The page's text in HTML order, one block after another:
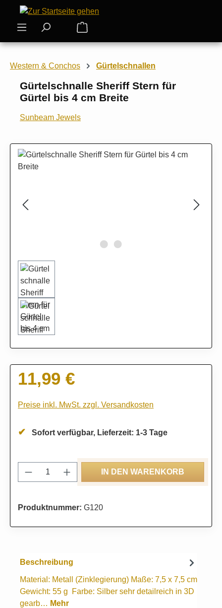
Zum Hauptinhalt springen
Warenkorb enthält 0 Positionen.
Western & Conchos Gürtelschnallen
Gürtelschnalle Sheriff Stern für
Gürtel bis 4 cm Breite
Sunbeam Jewels
Bildergalerie überspringen
Regulärer Preis:
11,99 €
Preise inkl. MwSt. zzgl. Versandkosten
Sofort verfügbar, Lieferzeit: 1-3 Tage
Produkt Anzahl: Gib den gewünschten
IN DEN WARENKORB
Produktnummer: G120
Beschreibung
Material: Metall (Zinklegierung) Maße: 7,5 x 7,5 cm
Gewicht: 55 g Farbe: Silber sehr detailreich in 3D
gearb… Mehr